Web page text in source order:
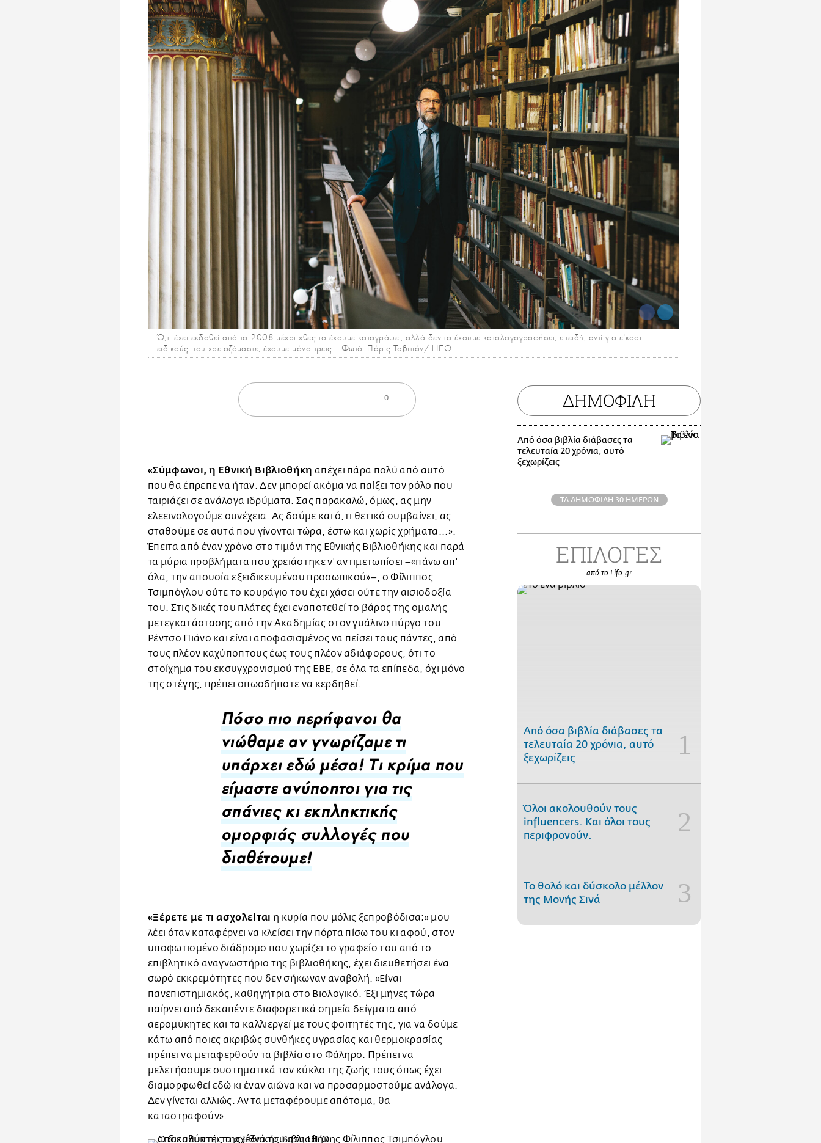
Ό,τι έχει εκδοθεί από το 2008 μέχρι χθες το έχουμε καταγράψει, αλλά δεν το έχουμε καταλογογραφήσει, επειδή, αντί για είκοσι
ειδικούς που χρειαζόμαστε, έχουμε μόνο τρεις... Φωτό: Πάρις Ταβιτιάν/ LIFO
0
«Σύμφωνοι, η Εθνική Βιβλιοθήκη απέχει πάρα πολύ από αυτό
που θα έπρεπε να ήταν. Δεν μπορεί ακόμα να παίξει τον ρόλο που
ταιριάζει σε ανάλογα ιδρύματα. Σας παρακαλώ, όμως, ας μην
ελεεινολογούμε συνέχεια. Ας δούμε και ό,τι θετικό συμβαίνει, ας
σταθούμε σε αυτά που γίνονται τώρα, έστω και χωρίς χρήματα...».
Έπειτα από έναν χρόνο στο τιμόνι της Εθνικής Βιβλιοθήκης και παρά
τα μύρια προβλήματα που χρειάστηκε ν' αντιμετωπίσει –«πάνω απ'
όλα, την απουσία εξειδικευμένου προσωπικού»–, ο Φίλιππος
Τσιμπόγλου ούτε το κουράγιο του έχει χάσει ούτε την αισιοδοξία
του. Στις δικές του πλάτες έχει εναποτεθεί το βάρος της ομαλής
μετεγκατάστασης από την Ακαδημίας στον γυάλινο πύργο του
Ρέντσο Πιάνο και είναι αποφασισμένος να πείσει τους πάντες, από
τους πλέον καχύποπτους έως τους πλέον αδιάφορους, ότι το
στοίχημα του εκσυγχρονισμού της ΕΒΕ, σε όλα τα επίπεδα, όχι μόνο
της στέγης, πρέπει οπωσδήποτε να κερδηθεί.
Πόσο πιο περήφανοι θα
νιώθαμε αν γνωρίζαμε τι
υπάρχει εδώ μέσα! Τι κρίμα που
είμαστε ανύποπτοι για τις
σπάνιες κι εκπληκτικής
ομορφιάς συλλογές που
διαθέτουμε!
«Ξέρετε με τι ασχολείται η κυρία που μόλις ξεπροβόδισα;» μου
λέει όταν καταφέρνει να κλείσει την πόρτα πίσω του κι αφού, στον
υποφωτισμένο διάδρομο που χωρίζει το γραφείο του από το
επιβλητικό αναγνωστήριο της βιβλιοθήκης, έχει διευθετήσει ένα
σωρό εκκρεμότητες που δεν σήκωναν αναβολή. «Είναι
πανεπιστημιακός, καθηγήτρια στο Βιολογικό. Έξι μήνες τώρα
παίρνει από δεκαπέντε διαφορετικά σημεία δείγματα από
αερομύκητες και τα καλλιεργεί με τους φοιτητές της, για να δούμε
κάτω από ποιες ακριβώς συνθήκες υγρασίας και θερμοκρασίας
πρέπει να μεταφερθούν τα βιβλία στο Φάληρο. Πρέπει να
μελετήσουμε συστηματικά τον κύκλο της ζωής τους όπως έχει
διαμορφωθεί εδώ κι έναν αιώνα και να προσαρμοστούμε ανάλογα.
Δεν γίνεται αλλιώς. Αν τα μεταφέρουμε απότομα, θα
καταστραφούν».
ΔΗΜΟΦΙΛΗ
Από όσα βιβλία διάβασες τα
τελευταία 20 χρόνια, αυτό
ξεχωρίζεις
ΤΑ ΔΗΜΟΦΙΛΗ 30 ΗΜΕΡΩΝ
ΕΠΙΛΟΓΕΣ
από το Lifo.gr
Από όσα βιβλία διάβασες τα
τελευταία 20 χρόνια, αυτό
ξεχωρίζεις
Όλοι ακολουθούν τους
influencers. Και όλοι τους
περιφρονούν.
Το θολό και δύσκολο μέλλον
της Μονής Σινά